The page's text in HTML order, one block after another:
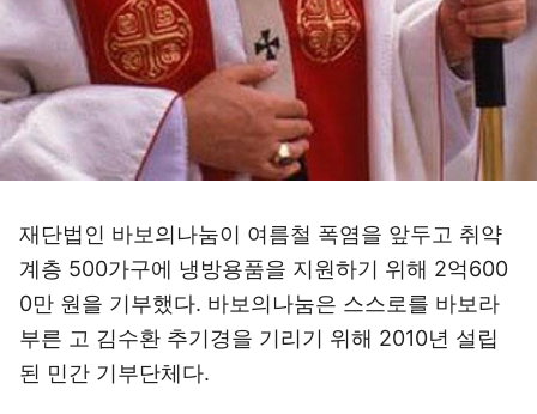
재단법인 바보의나눔이 여름철 폭염을 앞두고 취약
계층 500가구에 냉방용품을 지원하기 위해 2억600
0만 원을 기부했다. 바보의나눔은 스스로를 바보라
부른 고 김수환 추기경을 기리기 위해 2010년 설립
된 민간 기부단체다.